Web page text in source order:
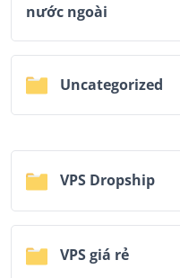
nước ngoài
Uncategorized
VPS Dropship
VPS giá rẻ